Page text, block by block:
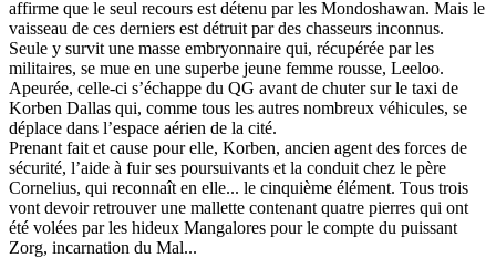
affirme que le seul recours est détenu par les Mondoshawan. Mais le
vaisseau de ces derniers est détruit par des chasseurs inconnus.
Seule y survit une masse embryonnaire qui, récupérée par les
militaires, se mue en une superbe jeune femme rousse, Leeloo.
Apeurée, celle-ci s’échappe du QG avant de chuter sur le taxi de
Korben Dallas qui, comme tous les autres nombreux véhicules, se
déplace dans l’espace aérien de la cité.
Prenant fait et cause pour elle, Korben, ancien agent des forces de
sécurité, l’aide à fuir ses poursuivants et la conduit chez le père
Cornelius, qui reconnaît en elle... le cinquième élément. Tous trois
vont devoir retrouver une mallette contenant quatre pierres qui ont
été volées par les hideux Mangalores pour le compte du puissant
Zorg, incarnation du Mal...